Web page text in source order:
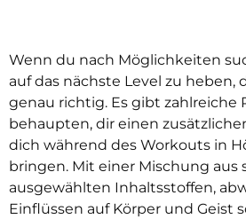
Wenn du nach Möglichkeiten
auf das nächste Level zu heben,
genau richtig. Es gibt zahlreiche
behaupten, dir einen
dich während des Workouts in
bringen. Mit einer Mischung aus
ausgewählten Inhaltsstoffen,
Einflüssen auf Körper und Geist